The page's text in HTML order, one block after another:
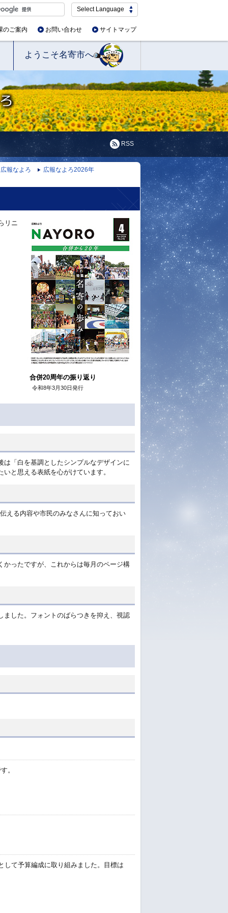
Select Language
のご案内 お問い合わせ サイトマップ
ようこそ名寄市へ
RSS
広報なよろ 広報なよろ2026年
合併20周年の振り返り
令和8年3月30日発行
リニ
「白を基調としたシンプルなデザインに
と思える表紙を心がけています。
える内容や市民のみなさんに知っておい
ったですが、これからは毎月のページ構
した。フォントのばらつきを抑え、視認
。
して予算編成に取り組みました。目標は